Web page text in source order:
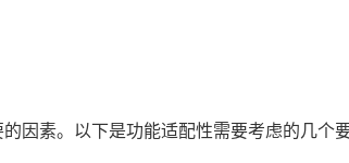
因素。以下是功能适配性需要考虑的几个要